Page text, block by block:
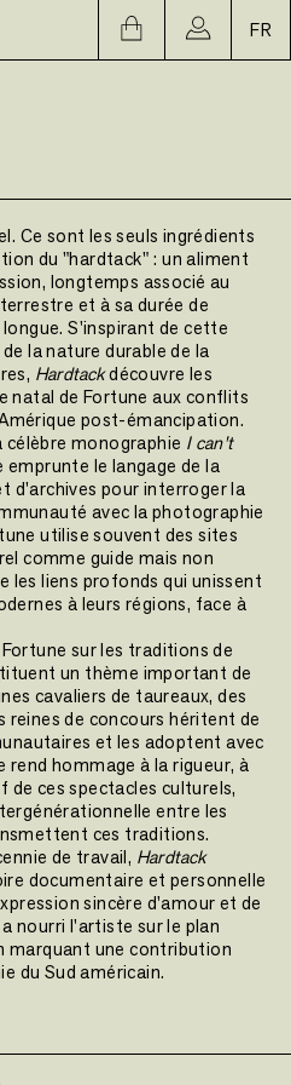
FR
Ce sont les seuls ingrédients
du "hardtack" : un aliment
longtemps associé au
et à sa durée de
S'inspirant de cette
la nature durable de la
Hardtackdécouvre les
natal de Fortune aux conflits
post-émancipation.
monographie I can't
emprunte le langage de la
d'archives pour interroger la
avec la photographie
utilise souvent des sites
comme guide mais non
les liens profonds qui unissent
à leurs régions, face à
sur les traditions de
un thème important de
cavaliers de taureaux, des
reines de concours héritent de
et les adoptent avec
hommage à la rigueur, à
de ces spectacles culturels,
entre les
ces traditions.
de travail, Hardtack
documentaire et personnelle
sincère d'amour et de
nourri l'artiste sur le plan
marquant une contribution
du Sud américain.